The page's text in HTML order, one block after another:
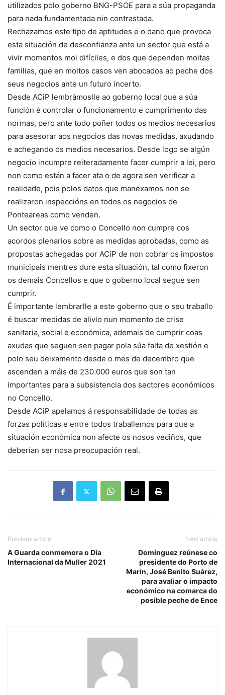
utilizados polo goberno BNG-PSOE para a súa propaganda
para nada fundamentada nin contrastada.
Rechazamos este tipo de aptitudes e o dano que provoca
esta situación de desconfianza ante un sector que está a
vivir momentos moi difíciles, e dos que dependen moitas
familias, que en moitos casos ven abocados ao peche dos
seus negocios ante un futuro incerto.
Desde ACiP lembrámoslle ao goberno local que a súa
función é controlar o funcionamento e cumprimento das
normas, pero ante todo poñer todos os medios necesarios
para asesorar aos negocios das novas medidas, axudando
e achegando os medios necesarios. Desde logo se algún
negocio incumpre reiteradamente facer cumprir a lei, pero
non como están a facer ata o de agora sen verificar a
realidade, pois polos datos que manexamos non se
realizaron inspeccións en todos os negocios de
Ponteareas como venden.
Un sector que ve como o Concello non cumpre cos
acordos plenarios sobre as medidas aprobadas, como as
propostas achegadas por ACiP de non cobrar os impostos
municipais mentres dure esta situación, tal como fixeron
os demais Concellos e que o goberno local segue sen
cumprir.
É importante lembrarlle a este goberno que o seu traballo
é buscar medidas de alivio nun momento de crise
sanitaria, social e económica, ademais de cumprir coas
axudas que seguen sen pagar pola súa falta de xestión e
polo seu deixamento desde o mes de decembro que
ascenden a máis de 230.000 euros que son tan
importantes para a subsistencia dos sectores económicos
no Concello.
Desde ACiP apelamos á responsabilidade de todas as
forzas políticas e entre todos traballemos para que a
situación económica non afecte os nosos veciños, que
deberían ser nosa preocupación real.
Previous article
A Guarda conmemora o Día
Internacional da Muller 2021
Next article
Domínguez reúnese co
presidente do Porto de
Marín, José Benito Suárez,
para avaliar o impacto
económico na comarca do
posible peche de Ence